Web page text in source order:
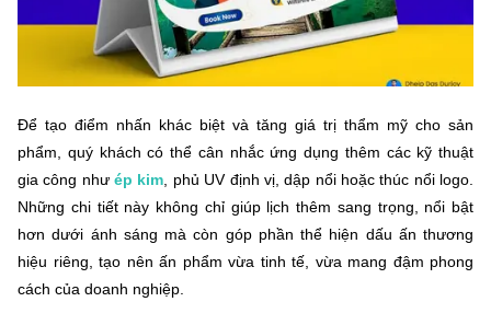
Để tạo điểm nhấn khác biệt và tăng giá trị thẩm mỹ cho sản
phẩm, quý khách có thể cân nhắc ứng dụng thêm các kỹ thuật
gia công nhưép kim , phủ UV định vị, dập nổi hoặc thúc nổi logo.
Những chi tiết này không chỉ giúp lịch thêm sang trọng, nổi bật
hơn dưới ánh sáng mà còn góp phần thể hiện dấu ấn thương
hiệu riêng, tạo nên ấn phẩm vừa tinh tế, vừa mang đậm phong
cách của doanh nghiệp.